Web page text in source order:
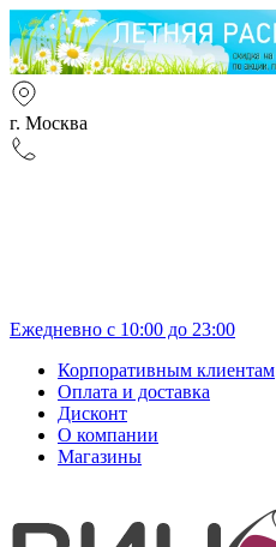
г. Москва
Ежедневно с 10:00 до 23:00
Корпоративным клиентам
Оплата и доставка
Дисконт
О компании
Магазины